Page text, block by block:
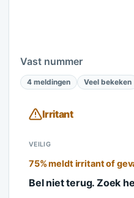
Vast nummer
4 meldingen Veel bekeken
Irritant
VEILIG
75% meldt irritant of
Bel niet terug. Zoek